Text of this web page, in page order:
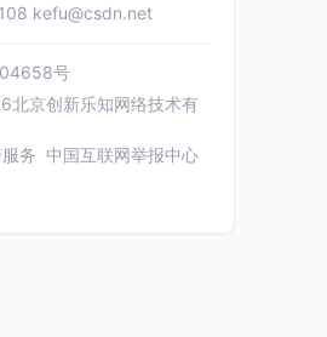
kefu@csdn.net
号
京创新乐知网络技术有
务 中国互联网举报中心